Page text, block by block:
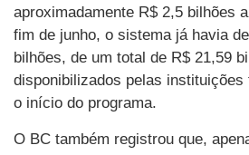
aproximadamente R$ 2,5 bilhões
fim de junho, o sistema já havia
bilhões, de um total de R$ 21,59
disponibilizados pelas instituições
o início do programa.
O BC também registrou que,